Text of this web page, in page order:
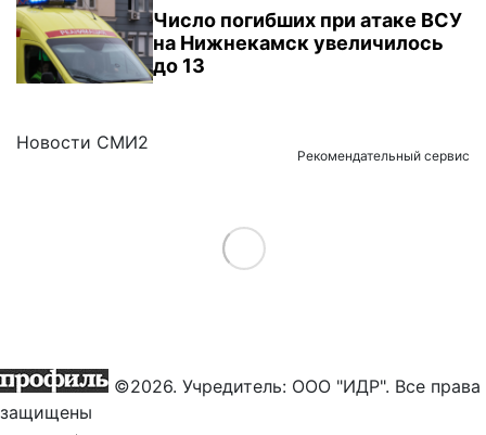
Число погибших при атаке ВСУ
на Нижнекамск увеличилось
до 13
Новости СМИ2
Рекомендательный сервис
Load More
©2026. Учредитель: ООО "ИДР". Все права
защищены